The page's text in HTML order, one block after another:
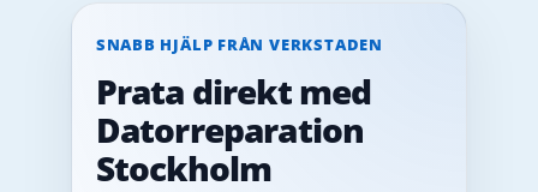
SNABB HJÄLP FRÅN VERKSTADEN
Prata direkt med
Datorreparation
Stockholm